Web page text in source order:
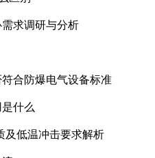
求调研与分析
合防爆电气设备标准
什么
及低温冲击要求解析